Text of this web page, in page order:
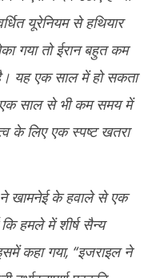
यूरेनियम से हथियार
गया तो ईरान बहुत कम
यह एक साल में हो सकता
एक साल से भी कम समय में
के लिए एक स्पष्ट खतरा
ने खामनेई के हवाले से एक
हमले में शीर्ष सैन्य
कहा गया, ‘‘इजराइल ने